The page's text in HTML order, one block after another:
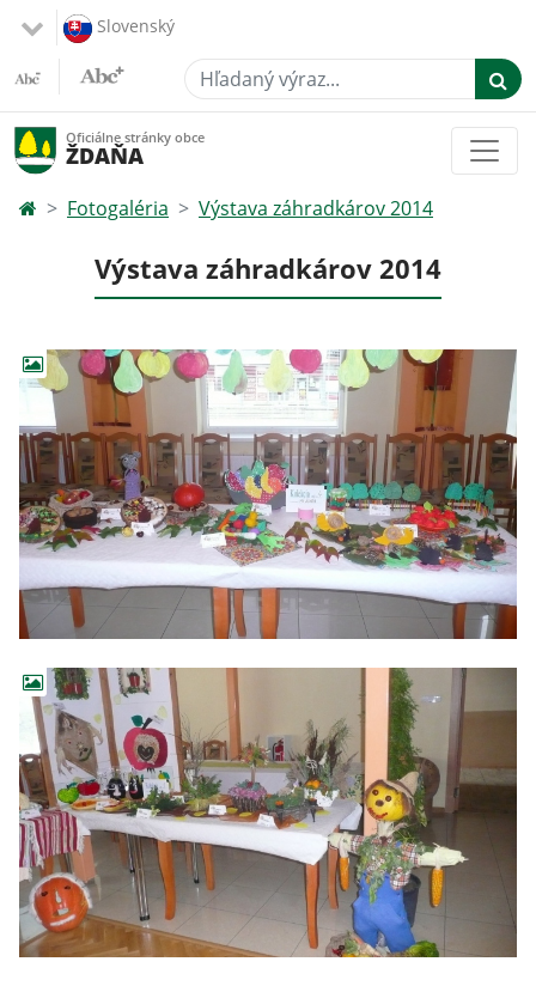
Slovenský
Hľadaný výraz...
Oficiálne stránky obce
ŽDAŇA
Fotogaléria Výstava záhradkárov 2014
Výstava záhradkárov 2014